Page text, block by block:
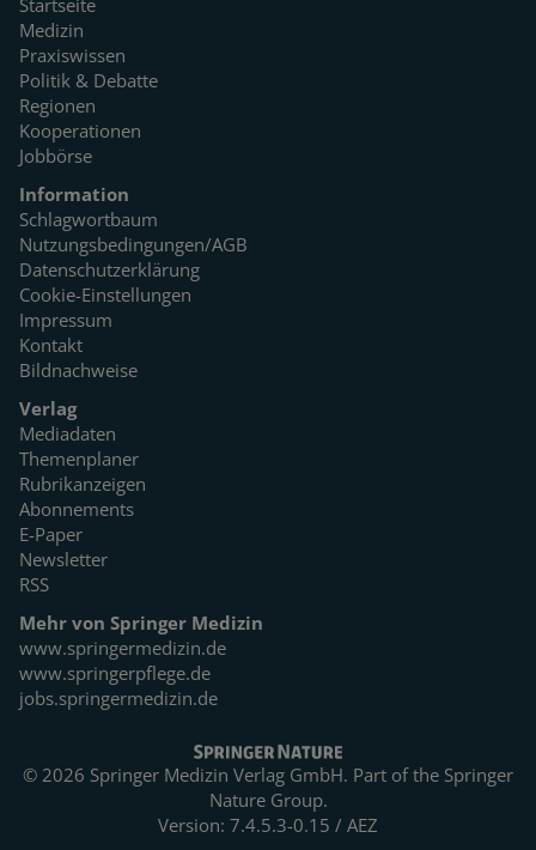
Startseite
Medizin
Praxiswissen
Politik & Debatte
Regionen
Kooperationen
Jobbörse
Information
Schlagwortbaum
Nutzungsbedingungen/AGB
Datenschutzerklärung
Cookie-Einstellungen
Impressum
Kontakt
Bildnachweise
Verlag
Mediadaten
Themenplaner
Rubrikanzeigen
Abonnements
E-Paper
Newsletter
RSS
Mehr von Springer Medizin
www.springermedizin.de
www.springerpflege.de
jobs.springermedizin.de
© 2026 Springer Medizin Verlag GmbH. Part of the Springer
Nature Group.
Version: 7.4.5.3-0.15 / AEZ